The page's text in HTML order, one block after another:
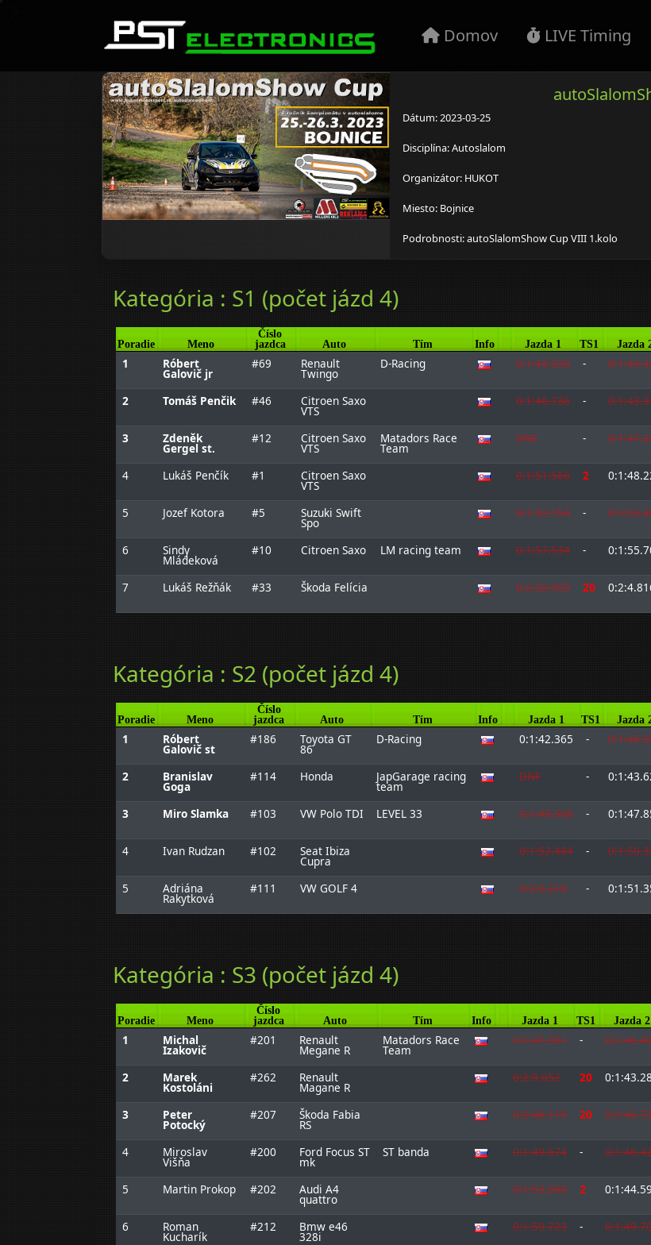
Domov LIVE Timing
Dátum: 2023-03-25
Disciplína: Autoslalom
Organizátor: HUKOT
Miesto: Bojnice
Podrobnosti: autoSlalomShow Cup VIII 1.kolo
Kategória : S1 (počet jázd 4)
Poradie Meno
Číslo
jazdca
Auto Tím Info Jazda 1 TS1 Jazda
1 Róbert
Galovič jr
#69 Renault
Twingo
D-Racing 0:1:44.926 -
2 Tomáš Penčik #46 Citroen Saxo
VTS
0:1:46.736 -
3 Zdeněk
Gergel st.
#12 Citroen Saxo
VTS
Matadors Race
Team
DNF -
4 Lukáš Penčík #1 Citroen Saxo
VTS
0:1:51.566 2
5 Jozef Kotora #5 Suzuki Swift
Spo
0:1:52.154 -
6 Sindy
Mládeková
#10 Citroen Saxo LM racing team 0:1:57.534 -
7 Lukáš Režňák #33 Škoda Felícia 0:2:26.909 20
Kategória : S2 (počet jázd 4)
Poradie Meno
Číslo
jazdca
Auto Tím Info Jazda 1 TS1 Jazda
1 Róbert
Galovič st
#186 Toyota GT
86
D-Racing 0:1:42.365 -
2 Branislav
Goga
#114 Honda JapGarage racing
team
DNF -
3 Miro Slamka #103 VW Polo TDI LEVEL 33 0:1:48.506 -
4 Ivan Rudzan #102 Seat Ibiza
Cupra
0:1:52.484 -
5 Adriána
Rakytková
#111 VW GOLF 4 0:2:0.218 -
Kategória : S3 (počet jázd 4)
Poradie Meno
Číslo
jazdca
Auto Tím Info Jazda 1 TS1 Jazda 2
1 Michal
Izakovič
#201 Renault
Megane R
Matadors Race
Team
0:1:47.931 -
2 Marek
Kostoláni
#262 Renault
Magane R
0:2:9.052 20
3 Peter
Potocký
#207 Škoda Fabia
RS
0:2:46.115 20
4 Miroslav
Višňa
#200 Ford Focus ST
mk
ST banda 0:1:49.674 -
5 Martin Prokop #202 Audi A4
quattro
0:1:53.568 2
6 Roman
Kucharík
#212 Bmw e46
328i
0:1:50.723 -